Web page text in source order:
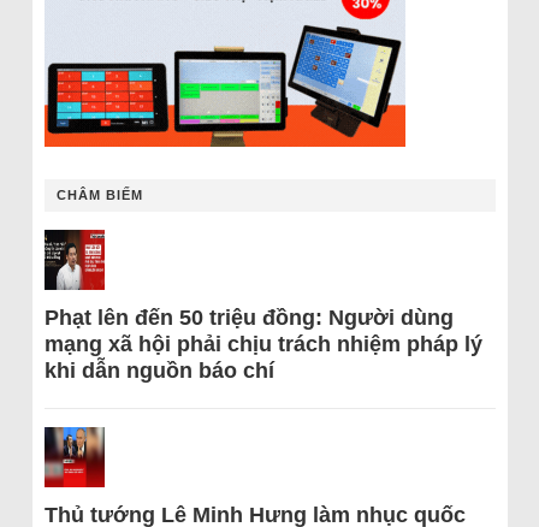
CHÂM BIẾM
Phạt lên đến 50 triệu đồng: Người dùng
mạng xã hội phải chịu trách nhiệm pháp lý
khi dẫn nguồn báo chí
Thủ tướng Lê Minh Hưng làm nhục quốc